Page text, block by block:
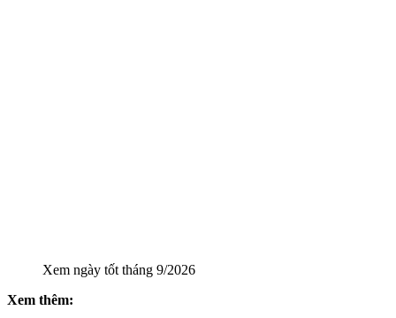
Xem ngày tốt tháng 9/2026
Xem thêm: